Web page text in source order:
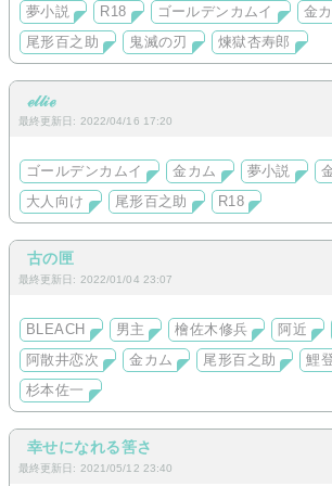
〇諸伏景光／高校受験を控えた女子中学生
現場へ転移してきて爆弾から助けます。警察
れ、萩原家での生活を謳歌します。救済、生
＊クッションページ有り、検索避け済み。
夢小説 R18 ゴールデンカムイ 金
尾形百之助
鬼滅の刃 煉獄杏寿郎
ℯ𝓁𝓁𝒾ℯ
最終更新日: 2022/04/16 17:20
ゴールデンカムイ 金カム 夢小説
大人向け
尾形百之助 R18
古の匣
最終更新日: 2022/01/04 23:07
BLEACH 男主 檜佐木修兵 阿近
阿散井恋次
金カム 尾形百之助
鯉
杉本佐一
幸せになれる筈さ
最終更新日: 2021/05/12 23:40